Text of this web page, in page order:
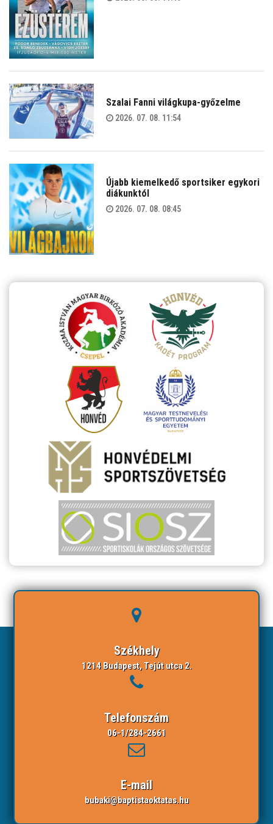
Szalai Fanni világkupa-győzelme
2026. 07. 08. 11:54
Újabb kiemelkedő sportsiker egykori
diákunktól
2026. 07. 08. 08:45
Székhely
1214 Budapest, Tejút utca 2.
Telefonszám
06-1/284-2661
E-mail
bubaki@baptistaoktatas.hu